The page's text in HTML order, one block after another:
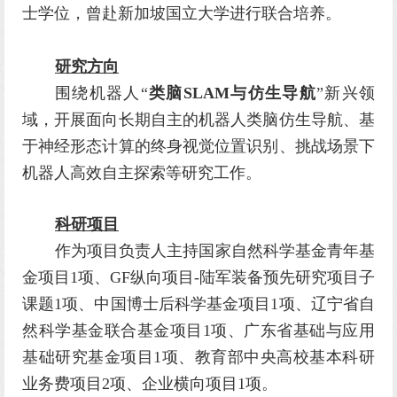
士学位，曾赴新加坡国立大学进行联合培养。
研究方向
围绕机器人“类脑SLAM与仿生导航”新兴领
域，开展面向长期自主的机器人类脑仿生导航、基
于神经形态计算的终身视觉位置识别、挑战场景下
机器人高效自主探索等研究工作。
科研项目
作为项目负责人主持国家自然科学基金青年基
金项目 1项、 GF纵向项目 -陆军装备预先研究项目子
课题1项、中国博士后科学基金项目 1项、辽宁省自
然科学基金联合基金项目 1项、广东省基础与应用
基础研究基金项目 1项、教育部中央高校基本科研
业务费项目 2项、企业横向项目1项。